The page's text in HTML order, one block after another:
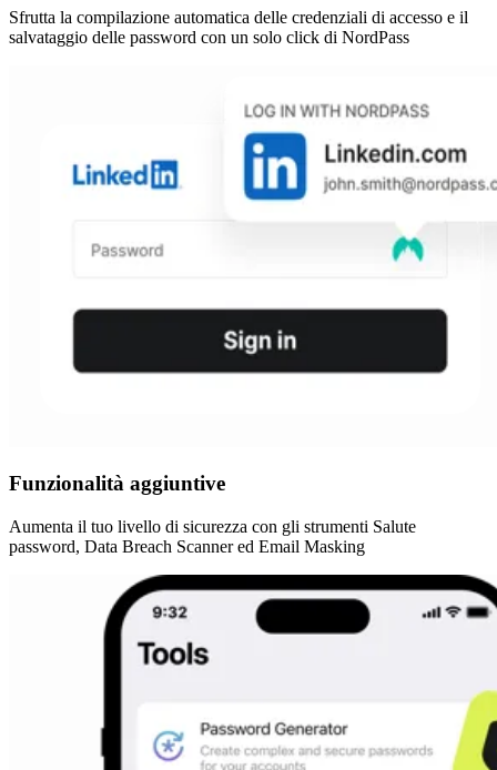
Sfrutta la compilazione automatica delle credenziali di accesso e il
salvataggio delle password con un solo click di NordPass
Funzionalità aggiuntive
Aumenta il tuo livello di sicurezza con gli strumenti Salute
password, Data Breach Scanner ed Email Masking